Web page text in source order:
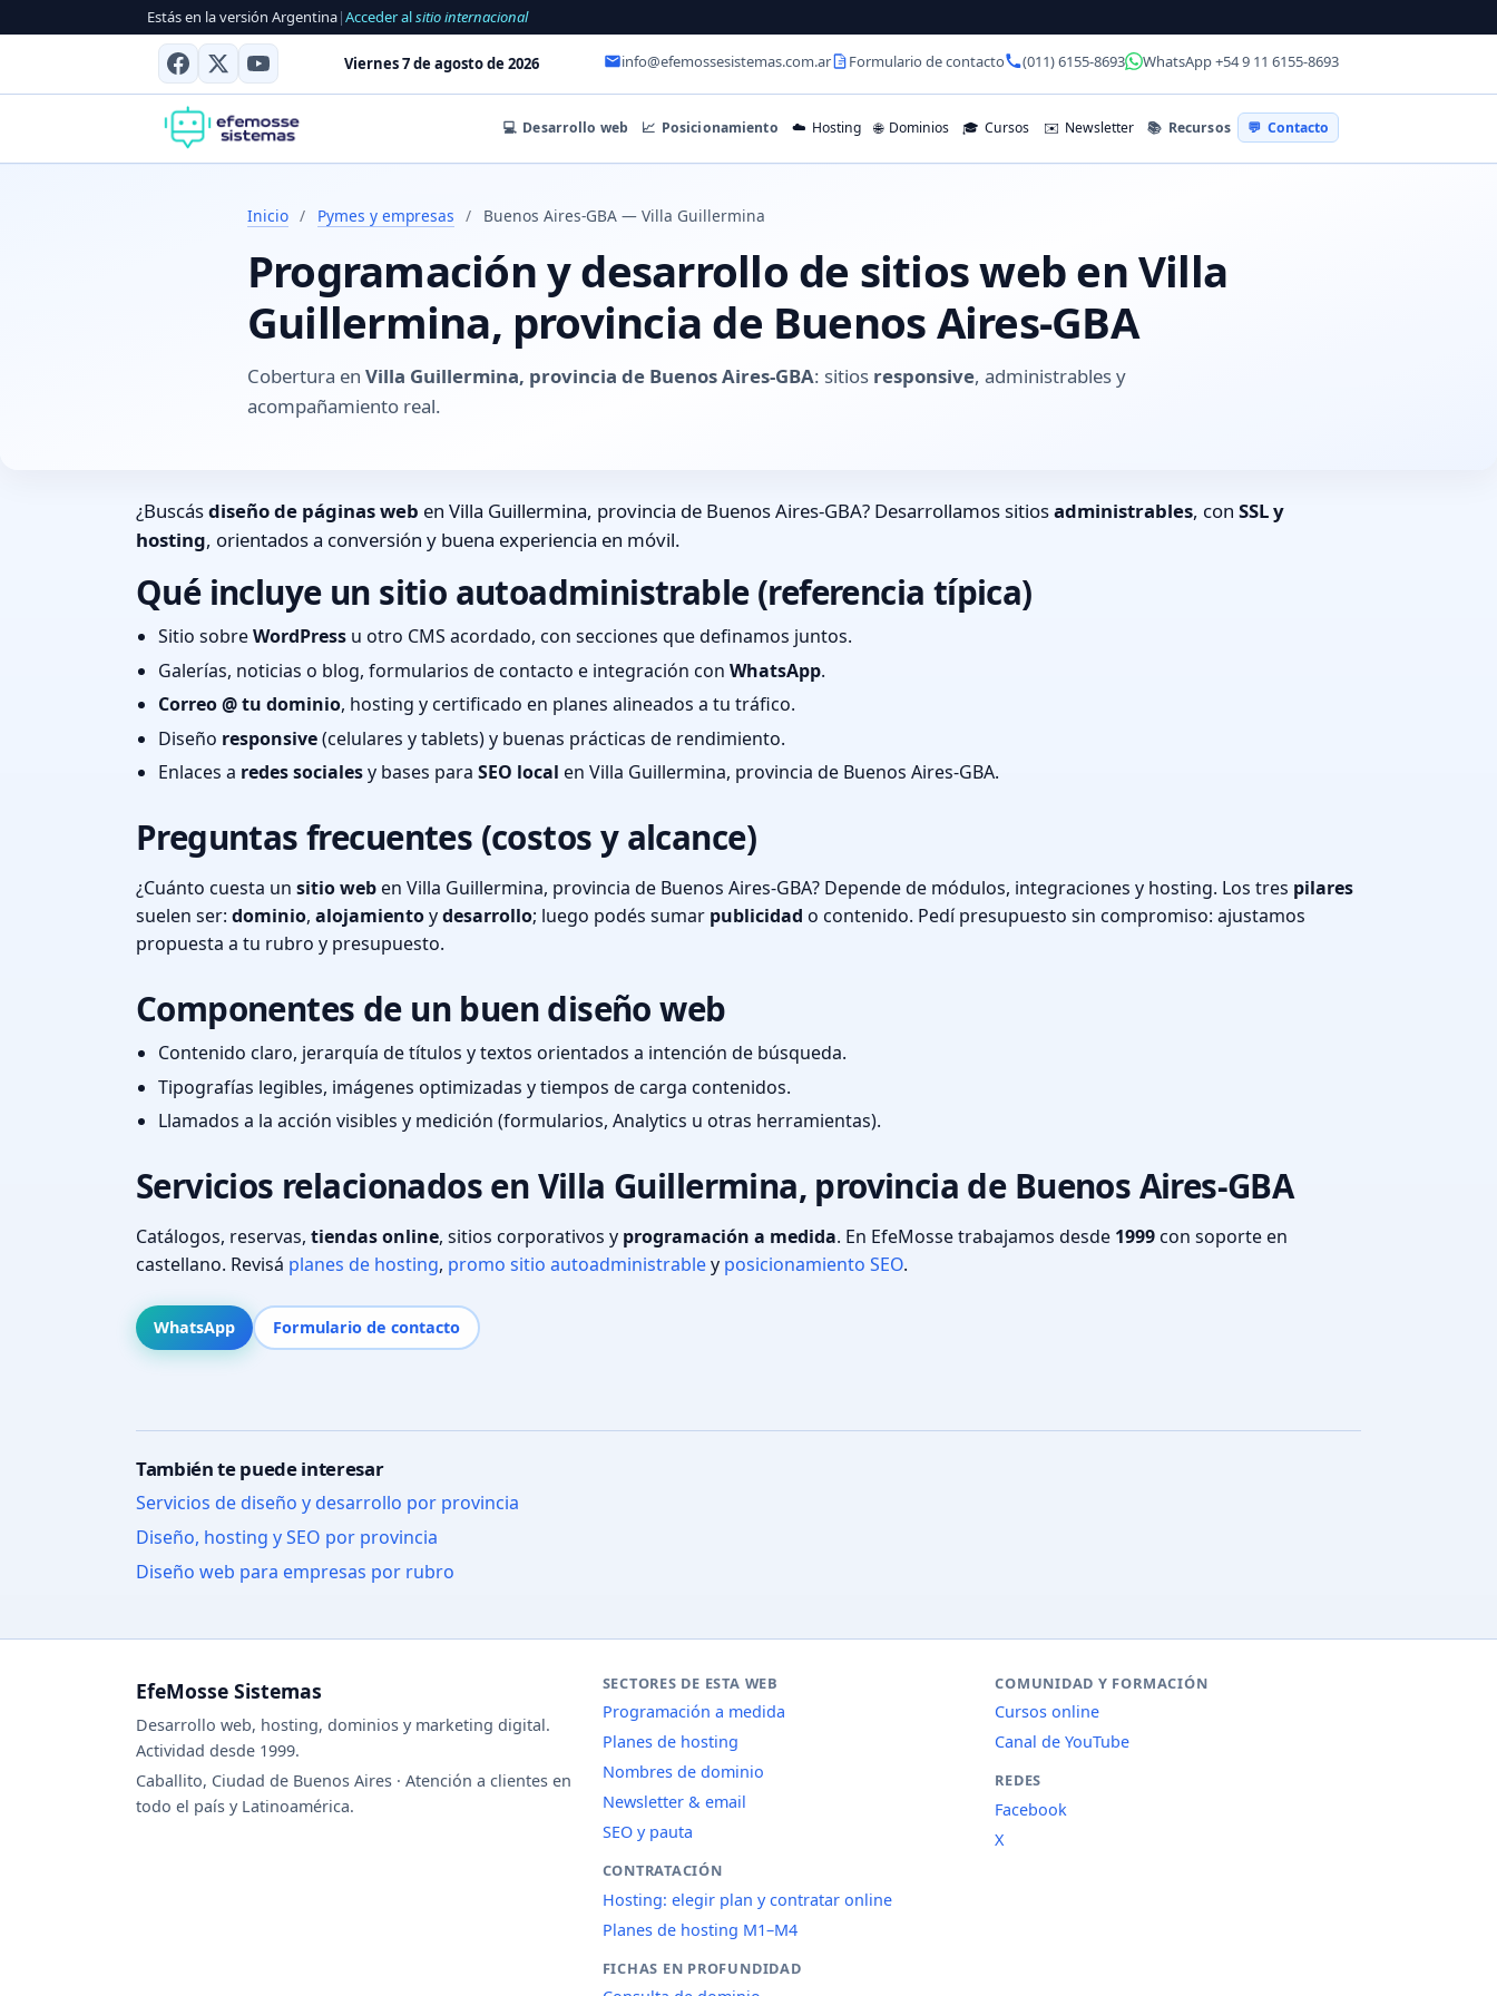
Estás en la versión Argentina|Acceder alsitio internacional
Viernes 7 de agosto de 2026 info@efemossesistemas.com.ar Formulario de contacto (011) 6155-8693 WhatsApp +54 9 11 6155-8693
💻 Desarrollo web 📈 Posicionamiento ☁️ Hosting 🌐 Dominios 🎓 Cursos ✉️ Newsletter 📚 Recursos 💬 Contacto
Inicio / Pymes y empresas / Buenos Aires-GBA — Villa Guillermina
Programación y desarrollo de sitios web en Villa
Guillermina, provincia de Buenos Aires-GBA
Cobertura en Villa Guillermina, provincia de Buenos Aires-GBA: sitios responsive, administrables y
acompañamiento real.
¿Buscásdiseño de páginas web en Villa Guillermina, provincia de Buenos Aires-GBA? Desarrollamos sitiosadministrables, con SSL y
hosting, orientados a conversión y buena experiencia en móvil.
Qué incluye un sitio autoadministrable (referencia típica)
Sitio sobreWordPress u otro CMS acordado, con secciones que definamos juntos.
Galerías, noticias o blog, formularios de contacto e integración con WhatsApp.
Correo @ tu dominio, hosting y certificado en planes alineados a tu tráfico.
Diseño responsive(celulares y tablets) y buenas prácticas de rendimiento.
Enlaces a redes socialesy bases para SEO local en Villa Guillermina, provincia de Buenos Aires-GBA.
Preguntas frecuentes (costos y alcance)
¿Cuánto cuesta un sitio weben Villa Guillermina, provincia de Buenos Aires-GBA? Depende de módulos, integraciones y hosting. Los tres pilares
suelen ser: dominio, alojamientoydesarrollo; luego podés sumar publicidad o contenido. Pedí presupuesto sin compromiso: ajustamos
propuesta a tu rubro y presupuesto.
Componentes de un buen diseño web
Contenido claro, jerarquía de títulos y textos orientados a intención de búsqueda.
Tipografías legibles, imágenes optimizadas y tiempos de carga contenidos.
Llamados a la acción visibles y medición (formularios, Analytics u otras herramientas).
Servicios relacionados en Villa Guillermina, provincia de Buenos Aires-GBA
Catálogos, reservas, tiendas online, sitios corporativos y programación a medida. En EfeMosse trabajamos desde 1999con soporte en
castellano. Revisá planes de hosting, promo sitio autoadministrabley posicionamiento SEO.
WhatsApp Formulario de contacto
También te puede interesar
Servicios de diseño y desarrollo por provincia
Diseño, hosting y SEO por provincia
Diseño web para empresas por rubro
EfeMosse Sistemas
Desarrollo web, hosting, dominios y marketing digital.
Actividad desde 1999.
Caballito, Ciudad de Buenos Aires · Atención a clientes en
todo el país y Latinoamérica.
SECTORES DE ESTA WEB
Programación a medida
Planes de hosting
Nombres de dominio
Newsletter & email
SEO y pauta
CONTRATACIÓN
Hosting: elegir plan y contratar online
Planes de hosting M1–M4
FICHAS EN PROFUNDIDAD
COMUNIDAD Y FORMACIÓN
Cursos online
Canal de YouTube
REDES
Facebook
X